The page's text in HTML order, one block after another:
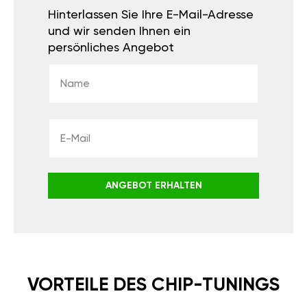
Hinterlassen Sie Ihre E-Mail-Adresse
und wir senden Ihnen ein
persönliches Angebot
ANGEBOT ERHALTEN
VORTEILE DES CHIP-TUNINGS